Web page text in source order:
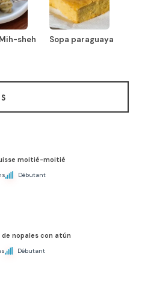
sheh Sopa paraguaya
moitié-moitié
Débutant
de nopales con atún
Débutant